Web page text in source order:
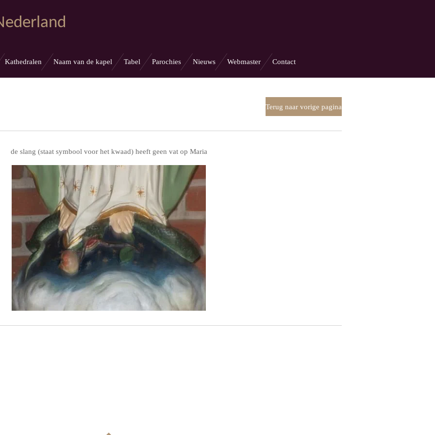
Kathedralen Naam van de kapel Tabel Parochies Nieuws Webmaster Contact
Terug naar vorige pagina
de slang (staat symbool voor het kwaad) heeft geen vat op Maria